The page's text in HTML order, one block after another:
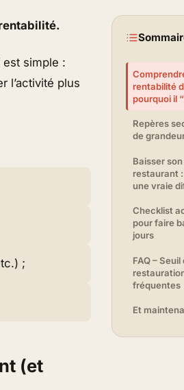
est simple :
l’activité plus
;
(et
rentabilité
pourquoi il
Repères
de
Baisser
restaurant
une vraie
Checklist
pour faire
jours
FAQ –
fréquentes
Et